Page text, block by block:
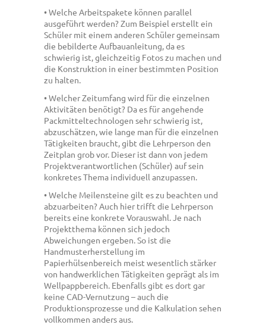
• Welche Arbeitspakete können parallel
ausgeführt werden? Zum Beispiel erstellt ein
Schüler mit einem anderen Schüler gemeinsam
die bebilderte Aufbauanleitung, da es
schwierig ist, gleichzeitig Fotos zu machen und
die Konstruktion in einer bestimmten Position
zu halten.
• Welcher Zeitumfang wird für die einzelnen
Aktivitäten benötigt? Da es für angehende
Packmitteltechnologen sehr schwierig ist,
abzuschätzen, wie lange man für die einzelnen
Tätigkeiten braucht, gibt die Lehrperson den
Zeitplan grob vor. Dieser ist dann von jedem
Projektverantwortlichen (Schüler) auf sein
konkretes Thema individuell anzupassen.
• Welche Meilensteine gilt es zu beachten und
abzuarbeiten? Auch hier trifft die Lehrperson
bereits eine konkrete Vorauswahl. Je nach
Projektthema können sich jedoch
Abweichungen ergeben. So ist die
Handmusterherstellung im
Papierhülsenbereich meist wesentlich stärker
von handwerklichen Tätigkeiten geprägt als im
Wellpappbereich. Ebenfalls gibt es dort gar
keine CAD-Vernutzung – auch die
Produktionsprozesse und die Kalkulation sehen
vollkommen anders aus.